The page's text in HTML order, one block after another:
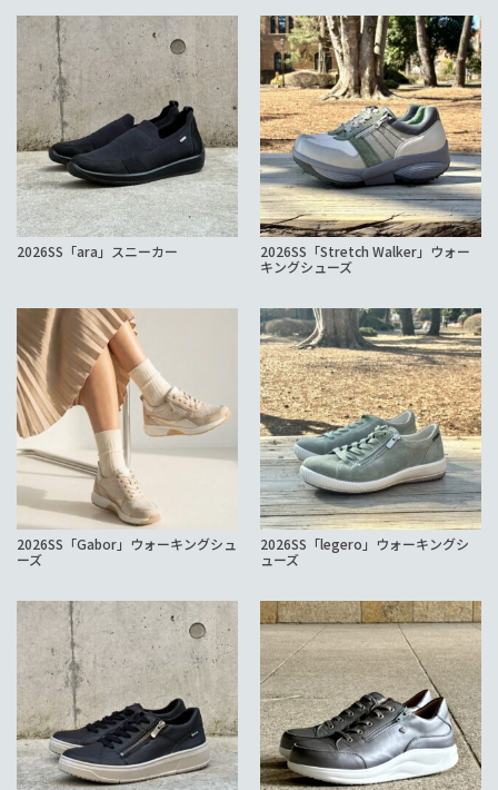
2026SS「ara」スニーカー
2026SS「Stretch Walker」ウォー
キングシューズ
2026SS「Gabor」ウォーキングシュ
ーズ
2026SS「legero」ウォーキングシ
ューズ